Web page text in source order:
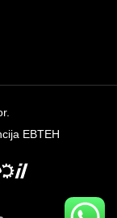
EBTEH